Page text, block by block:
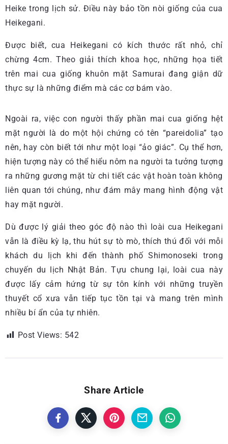
Heike trong lịch sử. Điều này bảo tồn nòi giống của cua
Heikegani.
Được biết, cua Heikegani có kích thước rất nhỏ, chỉ
chừng 4cm. Theo giải thích khoa học, những họa tiết
trên mai cua giống khuôn mặt Samurai đang giận dữ
thực sự là những điểm mà các cơ bám vào.
Ngoài ra, việc con người thấy phần mai cua giống hệt
mặt người là do một hội chứng có tên “pareidolia” tạo
nên, hay còn biết tới như một loại “ảo giác”. Cụ thể hơn,
hiện tượng này có thể hiểu nôm na người ta tưởng tượng
ra những gương mặt từ chi tiết các vật hoàn toàn không
liên quan tới chúng, như đám mây mang hình động vật
hay mặt người.
Dù được lý giải theo góc độ nào thì loài cua Heikegani
vẫn là điều kỳ lạ, thu hút sự tò mò, thích thú đối với mỗi
khách du lịch khi đến thành phố Shimonoseki trong
chuyến du lịch Nhật Bản. Tựu chung lại, loài cua này
được lấy cảm hứng từ sự tôn kính với những truyền
thuyết cổ xưa vẫn tiếp tục tồn tại và mang trên mình
nhiều bí ẩn của tự nhiên.
Post Views: 542
Share Article